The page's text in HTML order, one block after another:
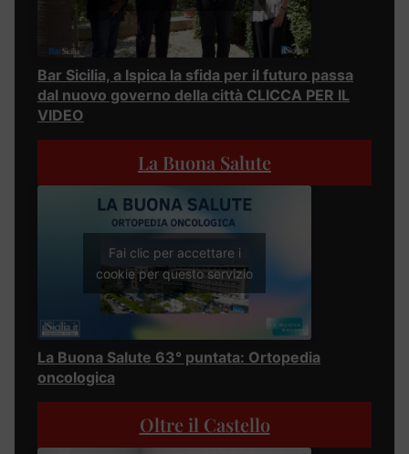
Bar Sicilia, a Ispica la sfida per il futuro passa
dal nuovo governo della città CLICCA PER IL
VIDEO
La Buona Salute
Fai clic per accettare i
cookie per questo servizio
La Buona Salute 63° puntata: Ortopedia
oncologica
Oltre il Castello